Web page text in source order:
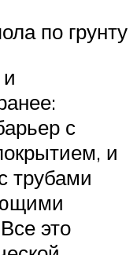
по грунту
с
и
трубами
это